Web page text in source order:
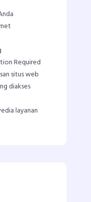
Required
situs web
diakses
layanan